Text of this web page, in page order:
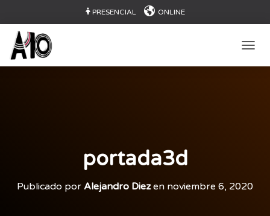
PRESENCIAL ONLINE
portada3d
Publicado por Alejandro Diezen noviembre 6, 2020